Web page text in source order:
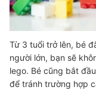
Từ 3 tuổi trở lên, bé
người lớn, bạn sẽ
lego. Bé cũng bắt
để tránh trường hợp